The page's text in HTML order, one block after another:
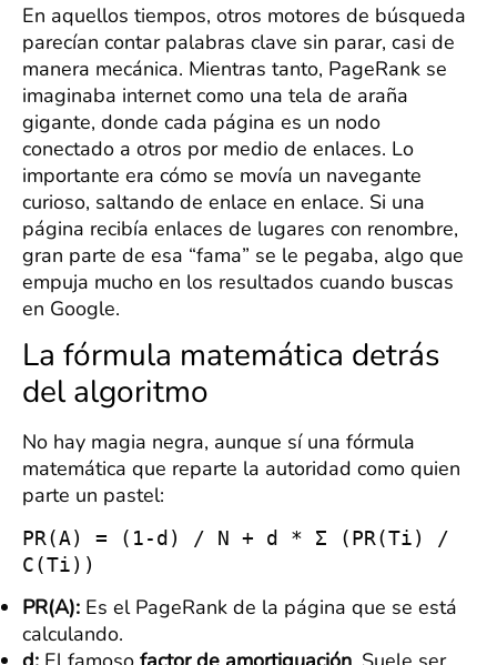
En aquellos tiempos, otros motores de búsqueda
parecían contar palabras clave sin parar, casi de
manera mecánica. Mientras tanto, PageRank se
imaginaba internet como una tela de araña
gigante, donde cada página es un nodo
conectado a otros por medio de enlaces. Lo
importante era cómo se movía un navegante
curioso, saltando de enlace en enlace. Si una
página recibía enlaces de lugares con renombre,
gran parte de esa “fama” se le pegaba, algo que
empuja mucho en los resultados cuando buscas
en Google.
La fórmula matemática detrás
del algoritmo
No hay magia negra, aunque sí una fórmula
matemática que reparte la autoridad como quien
parte un pastel:
PR(A) = (1-d) / N + d * Σ (PR(Ti) /
C(Ti))
PR(A): Es el PageRank de la página que se está
calculando.